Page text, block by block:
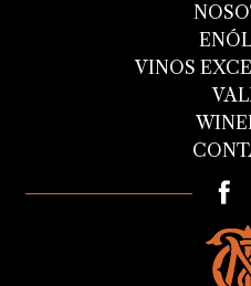
VINOS